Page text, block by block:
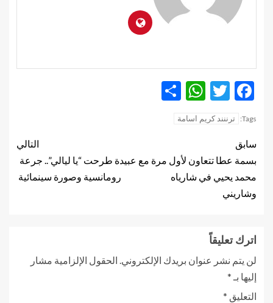
Facebook
Twitter
WhatsApp
Tags: ترننند كريم اسامة
سابق
بسمة عطا تتعاون لأول مرة مع
محمد يحيي في شارياه
وشاريني
التالي
عبيدة طرحت “يا ليالي”.. جرعة
رومانسية وصورة سينمائية
اترك تعليقاً
لن يتم نشر عنوان بريدك الإلكتروني. الحقول الإلزامية مشار
إليها بـ *
التعليق *